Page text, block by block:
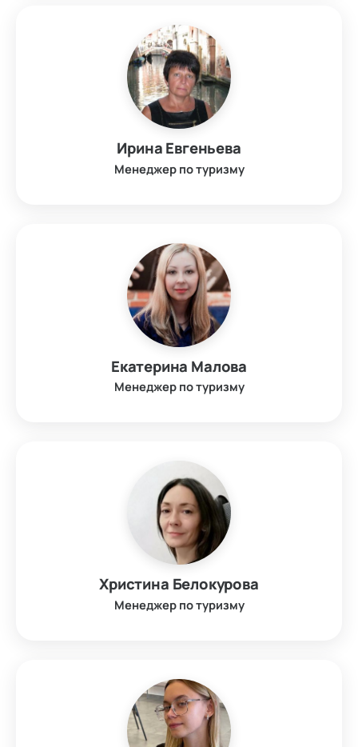
Ирина Евгеньева
Менеджер по туризму
Екатерина Малова
Менеджер по туризму
Христина Белокурова
Менеджер по туризму